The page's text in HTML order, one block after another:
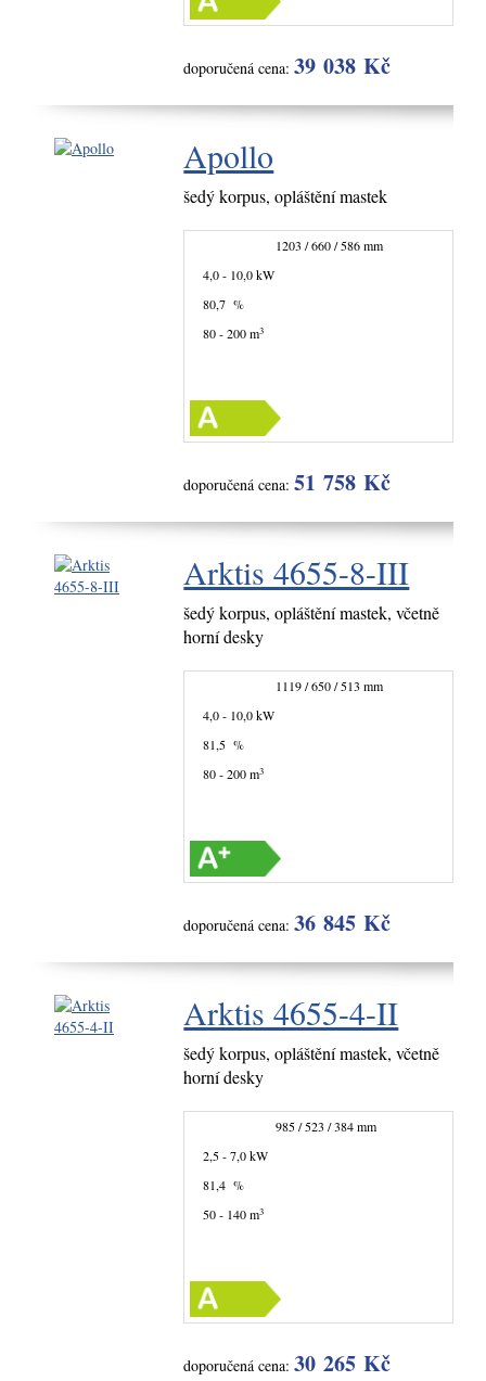
doporučená cena:39 038 Kč
Apollo
šedý korpus, opláštění mastek
1203 / 660 / 586 mm
4,0 - 10,0 kW
80,7 %
80 - 200 m3
doporučená cena:51 758 Kč
Arktis 4655-8-III
šedý korpus, opláštění mastek, včetně
horní desky
1119 / 650 / 513 mm
4,0 - 10,0 kW
81,5 %
80 - 200 m3
doporučená cena:36 845 Kč
Arktis 4655-4-II
šedý korpus, opláštění mastek, včetně
horní desky
985 / 523 / 384 mm
2,5 - 7,0 kW
81,4 %
50 - 140 m3
doporučená cena:30 265 Kč